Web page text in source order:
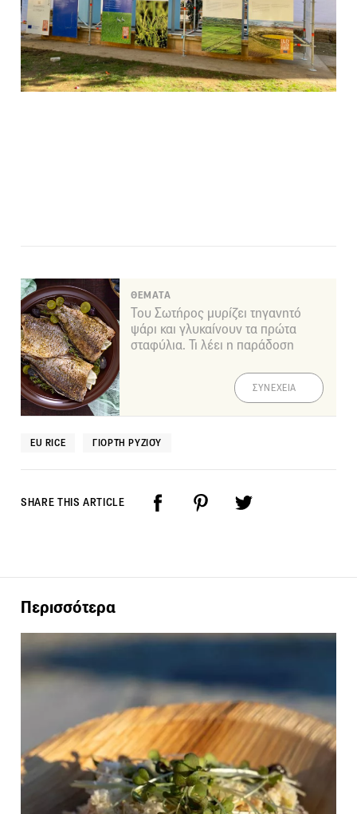
ΘΕΜΑΤΑ
Του Σωτήρος μυρίζει τηγανητό
ψάρι και γλυκαίνουν τα πρώτα
σταφύλια. Τι λέει η παράδοση
ΣΥΝΕΧΕΙΑ
EU RICE ΓΙΟΡΤΉ ΡΥΖΙΟΎ
SHARE THIS ARTICLE
Περισσότερα